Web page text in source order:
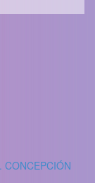
CONCEPCIÓN